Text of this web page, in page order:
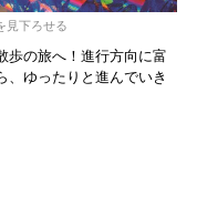
見下ろせる
歩の旅へ！進行方向に富
、ゆったりと進んでいき